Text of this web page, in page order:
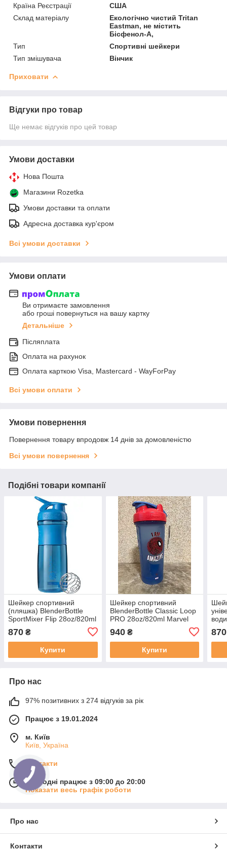
Країна Реєстрації
США
Склад матеріалу
Екологічно чистий Tritan
Eastman, не містить
Бісфенол-А,
Тип
Спортивні шейкери
Тип змішувача
Вінчик
Приховати
Відгуки про товар
Ще немає відгуків про цей товар
Умови доставки
Нова Пошта
Магазини Rozetka
Умови доставки та оплати
Адресна доставка кур'єром
Всі умови доставки
Умови оплати
Ви отримаєте замовлення
або гроші повернуться на вашу картку
Детальніше
Післяплата
Оплата на рахунок
Оплата карткою Visa, Mastercard - WayForPay
Всі умови оплати
Умови повернення
Повернення товару впродовж 14 днів за домовленістю
Всі умови повернення
Подібні товари компанії
Шейкер спортивний
(пляшка) BlenderBottle
SportMixer Flip 28oz/820ml
870 ₴
Купити
Шейкер спортивний
BlenderBottle Classic Loop
PRO 28oz/820ml Marvel
940₴
Купити
870
Про нас
97% позитивних з 274 відгуків за рік
Працює з 19.01.2024
м. Київ
Київ, Україна
Контакти
Сьогодні працює з 09:00 до 20:00
Показати весь графік роботи
Про нас
Контакти